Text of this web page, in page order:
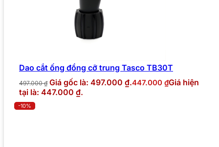
Dao cắt ống đồng cỡ trung Tasco TB30T
497.000₫ Giá gốc là: 497.000 ₫.447.000 ₫Giá hiện
tại là: 447.000 ₫.
-10%